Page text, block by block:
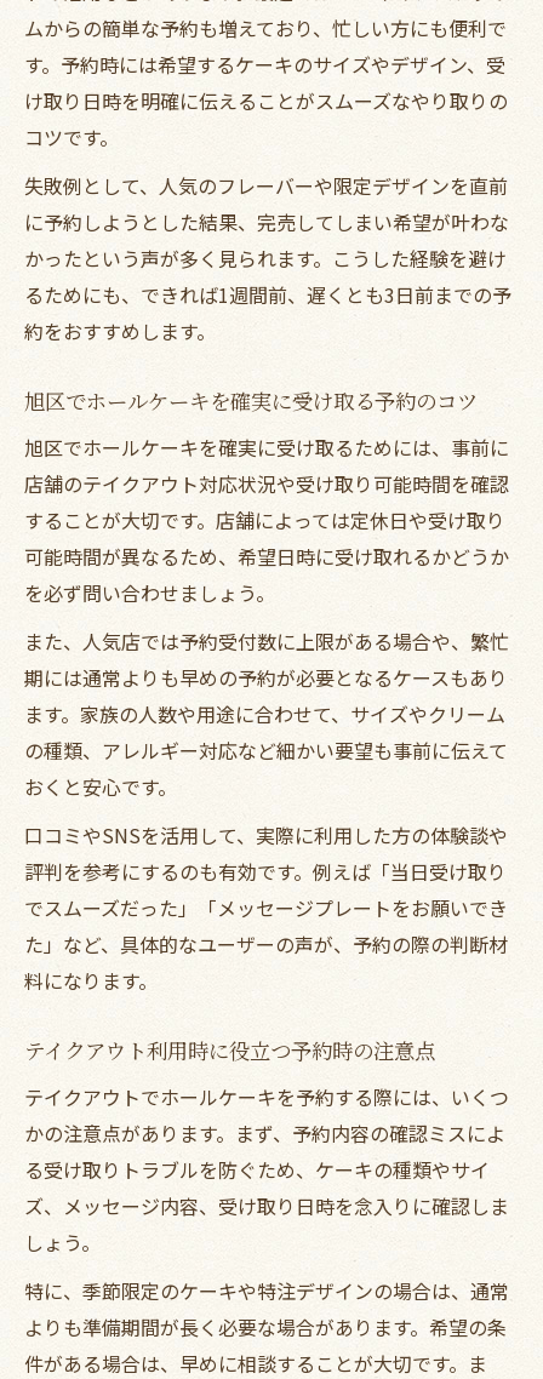
ムからの簡単な予約も増えており、忙しい方にも便利で
す。予約時には希望するケーキのサイズやデザイン、受
け取り日時を明確に伝えることがスムーズなやり取りの
コツです。
失敗例として、人気のフレーバーや限定デザインを直前
に予約しようとした結果、完売してしまい希望が叶わな
かったという声が多く見られます。こうした経験を避け
るためにも、できれば1週間前、遅くとも3日前までの予
約をおすすめします。
旭区でホールケーキを確実に受け取る予約のコツ
旭区でホールケーキを確実に受け取るためには、事前に
店舗のテイクアウト対応状況や受け取り可能時間を確認
することが大切です。店舗によっては定休日や受け取り
可能時間が異なるため、希望日時に受け取れるかどうか
を必ず問い合わせましょう。
また、人気店では予約受付数に上限がある場合や、繁忙
期には通常よりも早めの予約が必要となるケースもあり
ます。家族の人数や用途に合わせて、サイズやクリーム
の種類、アレルギー対応など細かい要望も事前に伝えて
おくと安心です。
口コミやSNSを活用して、実際に利用した方の体験談や
評判を参考にするのも有効です。例えば「当日受け取り
でスムーズだった」「メッセージプレートをお願いでき
た」など、具体的なユーザーの声が、予約の際の判断材
料になります。
テイクアウト利用時に役立つ予約時の注意点
テイクアウトでホールケーキを予約する際には、いくつ
かの注意点があります。まず、予約内容の確認ミスによ
る受け取りトラブルを防ぐため、ケーキの種類やサイ
ズ、メッセージ内容、受け取り日時を念入りに確認しま
しょう。
特に、季節限定のケーキや特注デザインの場合は、通常
よりも準備期間が長く必要な場合があります。希望の条
件がある場合は、早めに相談することが大切です。ま